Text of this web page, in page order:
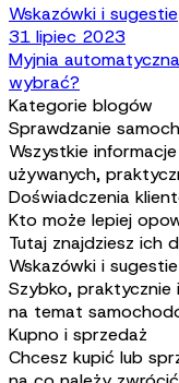
Wskazówki i sugestie
31 lipiec 2023
Myjnia
wybrać?
Kategorie blogów
Sprawdzanie
Wszystkie
używanych,
Doświadczenia
Kto może lepiej
Tutaj znajdziesz ich
Wskazówki i sugestie
Szybko, praktycznie
na temat
Kupno i sprzedaż
Chcesz kupić lub